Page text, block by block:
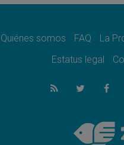
07.08.2026
07.08.2026
07.08.2026
Fortunatus
SIGNIS
espacio
Quiénes somos FAQ La
Estatus legal